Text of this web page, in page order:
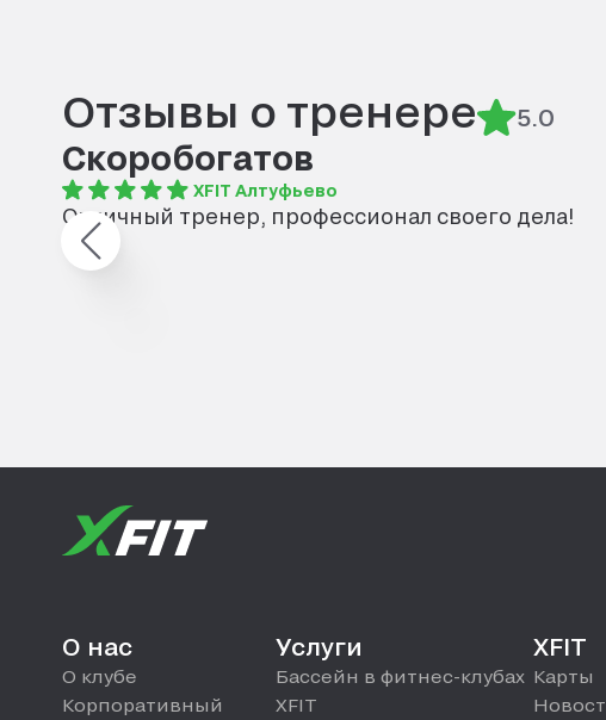
Отзывы о тренере 5.0
Скоробогатов
XFIT Алтуфьево
Отличный тренер, профессионал своего дела!
О нас
О клубе
Корпоративный
Услуги
Бассейн в фитнес-клубах
XFIT
XFIT
Карты